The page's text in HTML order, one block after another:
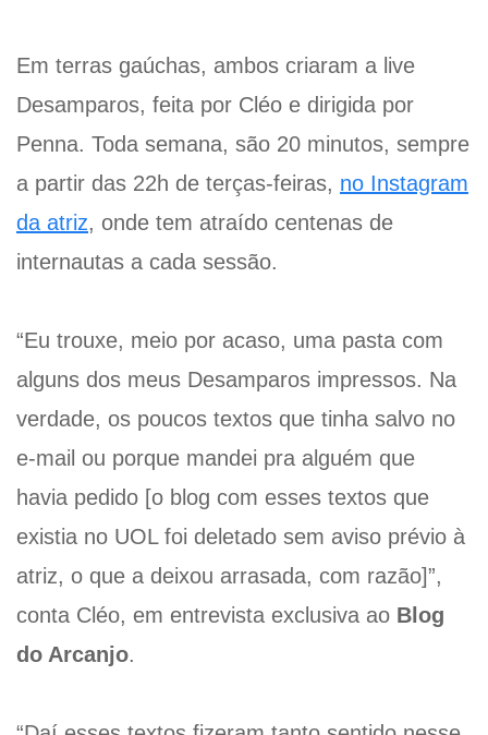
Em terras gaúchas, ambos criaram a live
Desamparos, feita por Cléo e dirigida por
Penna. Toda semana, são 20 minutos, sempre
a partir das 22h de terças-feiras, no Instagram
da atriz, onde tem atraído centenas de
internautas a cada sessão.
“Eu trouxe, meio por acaso, uma pasta com
alguns dos meus Desamparos impressos. Na
verdade, os poucos textos que tinha salvo no
e-mail ou porque mandei pra alguém que
havia pedido [o blog com esses textos que
existia no UOL foi deletado sem aviso prévio à
atriz, o que a deixou arrasada, com razão]”,
conta Cléo, em entrevista exclusiva ao Blog
do Arcanjo.